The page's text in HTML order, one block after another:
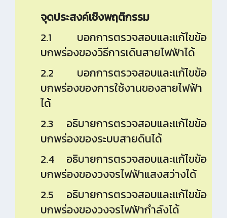
จุดประสงค์เชิงพฤติกรรม
2.1 บอกการตรวจสอบและแก้ไขข้อ
บกพร่องของวิธีการเดินสายไฟฟ้าได้
2.2 บอกการตรวจสอบและแก้ไขข้อ
บกพร่องของการใช้งานของสายไฟฟ้า
ได้
2.3 อธิบายการตรวจสอบและแก้ไขข้อ
บกพร่องของระบบสายดินได้
2.4 อธิบายการตรวจสอบและแก้ไขข้อ
บกพร่องของวงจรไฟฟ้าแสงสว่างได้
2.5 อธิบายการตรวจสอบและแก้ไขข้อ
บกพร่องของวงจรไฟฟ้ากำลังได้